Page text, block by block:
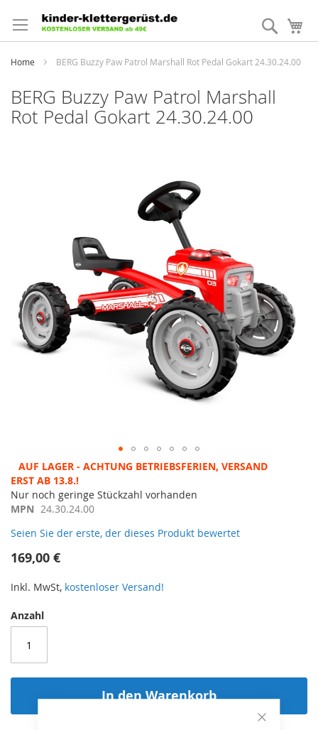
zum
Inhalt
Suche
Home BERG Buzzy Paw Patrol Marshall Rot Pedal Gokart 24.30.24.00
BERG Buzzy Paw Patrol Marshall
Rot Pedal Gokart 24.30.24.00
Zum
Anfang
der
Bildergalerie
AUF LAGER - ACHTUNG BETRIEBSFERIEN, VERSAND ERST
AB 13.8.!
Nur noch geringe Stückzahl vorhanden
MPN 24.30.24.00
Seien Sie der erste, der dieses Produkt bewertet
169,00 €
Inkl. MwSt, kostenloser Versand!
Anzahl
In den Warenkorb